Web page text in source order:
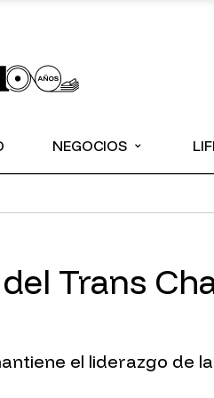
NEGOCIOS ⌄
Trans
el liderazgo de